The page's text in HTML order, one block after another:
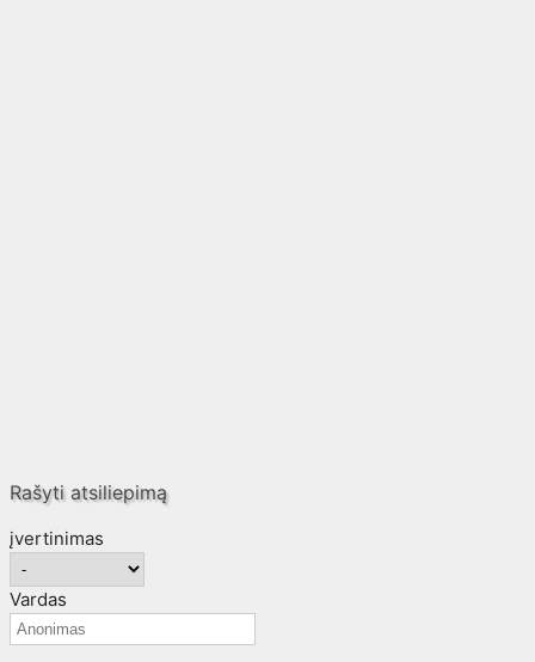
Rašyti atsiliepimą
įvertinimas
Vardas